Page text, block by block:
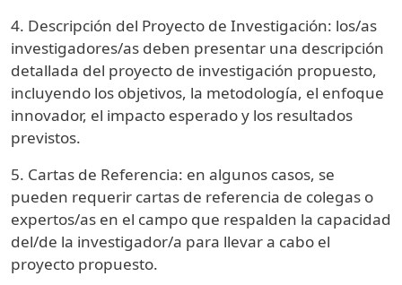
4. Descripción del Proyecto de Investigación: los/as
investigadores/as deben presentar una descripción
detallada del proyecto de investigación propuesto,
incluyendo los objetivos, la metodología, el enfoque
innovador, el impacto esperado y los resultados
previstos.
5. Cartas de Referencia: en algunos casos, se
pueden requerir cartas de referencia de colegas o
expertos/as en el campo que respalden la capacidad
del/de la investigador/a para llevar a cabo el
proyecto propuesto.